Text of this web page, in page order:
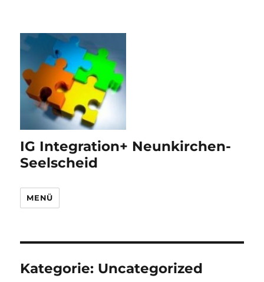
IG Integration+ Neunkirchen-
Seelscheid
MENÜ
Kategorie: Uncategorized